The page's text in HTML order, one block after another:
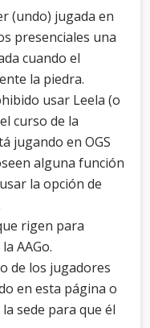
(undo) jugada en
presenciales una
cuando el
la piedra.
usar Leela (o
curso de la
jugando en OGS
alguna función
la opción de
rigen para
AAGo.
de los jugadores
en esta página o
sede para que él